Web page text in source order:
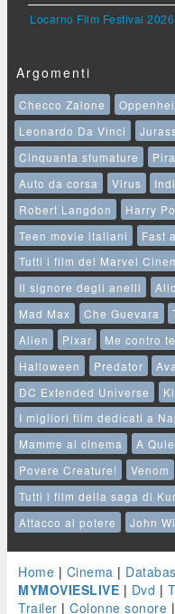
Locarno Film Festival
Argomenti
Checco Zalone
Leonardo Da Vinci
Cinquanta sfumature
Auto da corsa
Virus
Robert Langdon
Harry
Teen movie italiani
Fast
Tutti i film del Marvel
Il signore degli anelli
Mad Max
Che Guevara
Alien
Pixar Me contro te
Halloween
Predator
DC Extended Universe
I migliori film dedicati a
Mamme al cinema
A
Povere Creature!
Venom
Tutti i film della saga di
Attacco al potere
John
Home | Cinema |
MYMOVIESLIVE | Dvd |
Trailer | Colonne sonore |